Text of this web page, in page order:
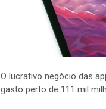
O lucrativo negócio das
gasto perto de 111 mil